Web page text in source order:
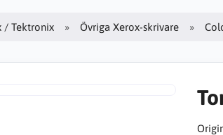
/ Tektronix Övriga Xerox-skrivare